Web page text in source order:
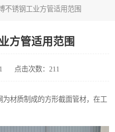
不锈钢工业方管适用范围
方管适用范围
点击次数：211
材质制成的方形截面管材，在工